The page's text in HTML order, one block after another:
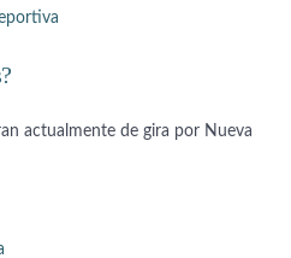
actualmente de gira por Nueva